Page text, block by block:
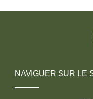
NAVIGUER SUR LE